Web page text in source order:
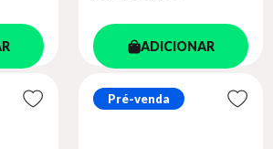
ADICIONAR
Pré-venda